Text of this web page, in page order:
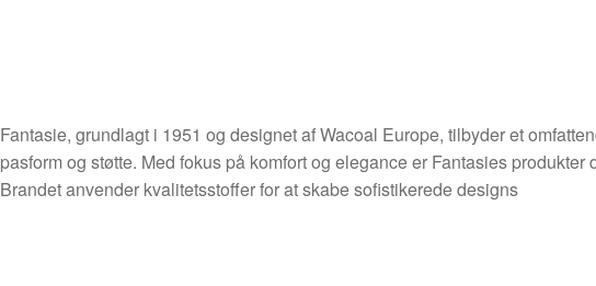
Fantasie, grundlagt i 1951 og designet af Wacoal Europe, tilbyder et
pasform og støtte. Med fokus på komfort og elegance er Fantasies
Brandet anvender kvalitetsstoffer for at skabe sofistikerede designs